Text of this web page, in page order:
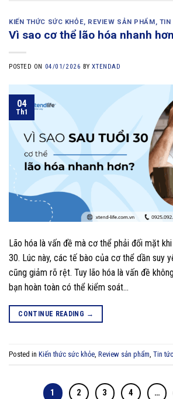
KIẾN THỨC SỨC KHỎE, REVIEW SẢN PHẨM, TIN
Vì sao cơ thể lão hóa nhanh
POSTED ON 04/01/2026 BYXTENDAD
04
Th1
Lão hóa là vấn đề mà cơ thể phải đối mặt
30. Lúc này, các tế bào của cơ thể dần suy
cũng giảm rõ rệt. Tuy lão hóa là vấn đề
bạn hoàn toàn có thể kiểm soát…
CONTINUE READING →
Posted in Kiến thức sức khỏe Review sản phẩm Tin tức
1 2 3 4 …